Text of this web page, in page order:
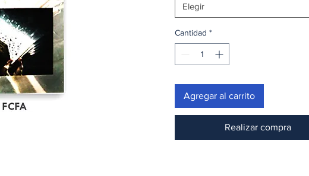
Elegir
Cantidad *
Agregar al carrito
Realizar compra